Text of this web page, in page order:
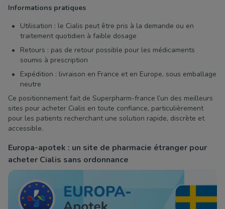
Informations pratiques
Utilisation : le Cialis peut être pris à la demande ou en
traitement quotidien à faible dosage
Retours : pas de retour possible pour les médicaments
soumis à prescription
Expédition : livraison en France et en Europe, sous emballage
neutre
Ce positionnement fait de Superpharm-france l’un des meilleurs
sites pour acheter Cialis en toute confiance, particulièrement
pour les patients recherchant une solution rapide, discrète et
accessible.
Europa-apotek : un site de pharmacie étranger pour
acheter Cialis sans ordonnance